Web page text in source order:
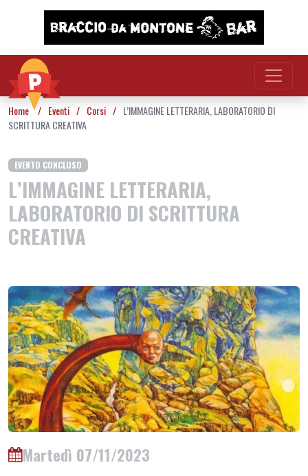
Vai al contenuto
Home / Eventi / Corsi / L’IMMAGINE LETTERARIA, LABORATORIO DI
SCRITTURA CREATIVA
EVENTO CONCLUSO
L’IMMAGINE LETTERARIA,
LABORATORIO DI SCRITTURA
CREATIVA
Martedì 07/11/2023